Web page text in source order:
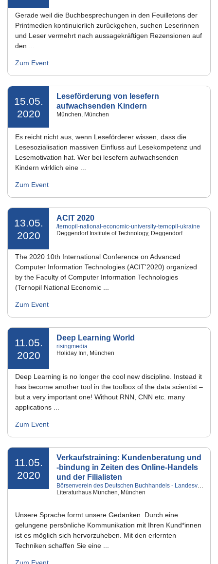
Gerade weil die Buchbesprechungen in den Feuilletons der
Printmedien kontinuierlich zurückgehen, suchen Leserinnen
und Leser vermehrt nach aussagekräftigen Rezensionen auf
den ...
Zum Event
15.05.
2020
Leseförderung von lesefern
aufwachsenden Kindern
München, München
Es reicht nicht aus, wenn Leseförderer wissen, dass die
Lesesozialisation massiven Einfluss auf Lesekompetenz und
Lesemotivation hat. Wer bei lesefern aufwachsenden
Kindern wirklich eine ...
Zum Event
13.05.
2020
ACIT 2020
/ternopil-national-economic-university-ternopil-ukraine
Deggendorf Institute of Technology, Deggendorf
The 2020 10th International Conference on Advanced
Computer Information Technologies (ACIT'2020) organized
by the Faculty of Computer Information Technologies
(Ternopil National Economic ...
Zum Event
11.05.
2020
Deep Learning World
risingmedia
Holiday Inn, München
Deep Learning is no longer the cool new discipline. Instead it
has become another tool in the toolbox of the data scientist –
but a very important one! Without RNN, CNN etc. many
applications ...
Zum Event
11.05.
2020
Verkaufstraining: Kundenberatung und
-bindung in Zeiten des Online-Handels
und der Filialisten
Börsenverein des Deutschen Buchhandels - Landesverband Bayern e.V.
Literaturhaus München, München
Unsere Sprache formt unsere Gedanken. Durch eine
gelungene persönliche Kommunikation mit Ihren Kund*innen
ist es möglich sich hervorzuheben. Mit den erlernten
Techniken schaffen Sie eine ...